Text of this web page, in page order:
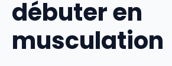
débuter en
musculation